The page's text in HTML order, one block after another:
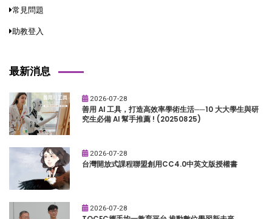
常見問題
助教登入
最新消息
2026-07-28
善用 AI 工具，打造高效率學術生活──10 大大學生與研
究生必備 AI 幫手推薦 ! (20250825)
2026-07-28
台灣開放式課程聯盟創用CC4.0中英文版授權書
2026-07-28